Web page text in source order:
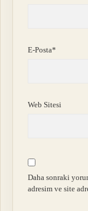
E-Posta*
Web Sitesi
Daha sonraki
adresim ve site